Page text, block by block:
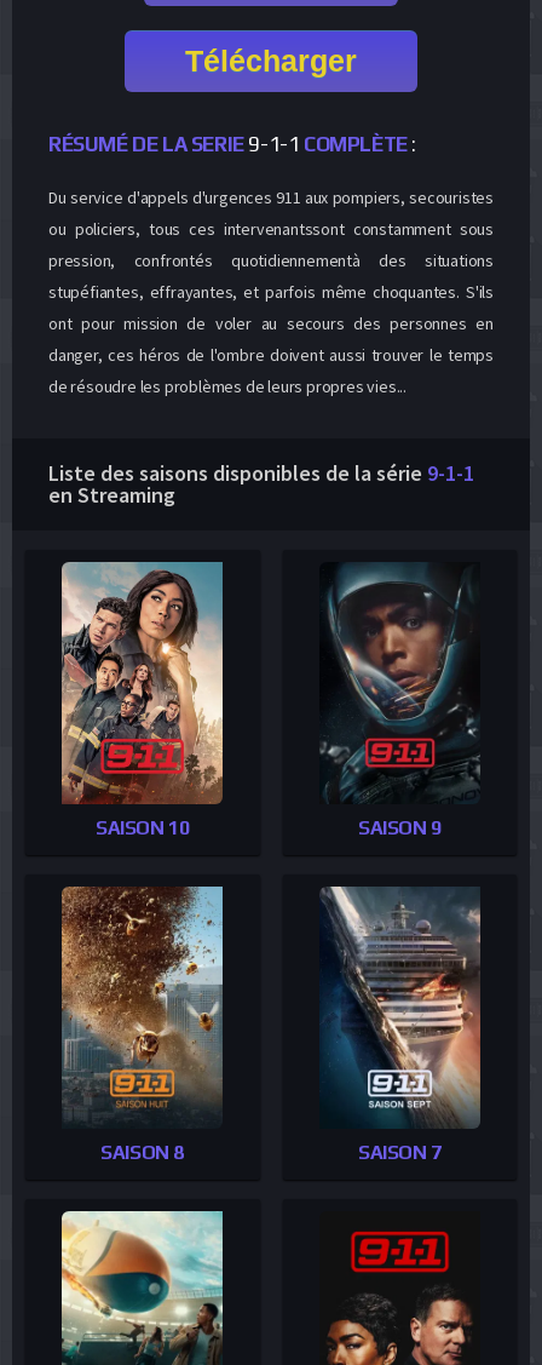
Télécharger
RÉSUMÉ DE LA SERIE9-1-1 COMPLÈTE:
Du service d'appels d'urgences 911 aux pompiers, secouristes
ou policiers, tous ces intervenantssont constamment sous
pression, confrontés quotidiennementà des situations
stupéfiantes, effrayantes, et parfois même choquantes. S'ils
ont pour mission de voler au secours des personnes en
danger, ces héros de l'ombre doivent aussi trouver le temps
de résoudre les problèmes de leurs propres vies...
Liste des saisons disponibles de la série 9-1-1
en Streaming
SAISON 10 SAISON 9
SAISON 8 SAISON 7